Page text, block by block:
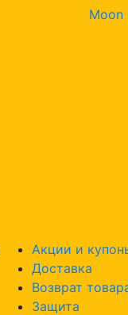
Moon
Акции и
Доставка
Возврат
Защита